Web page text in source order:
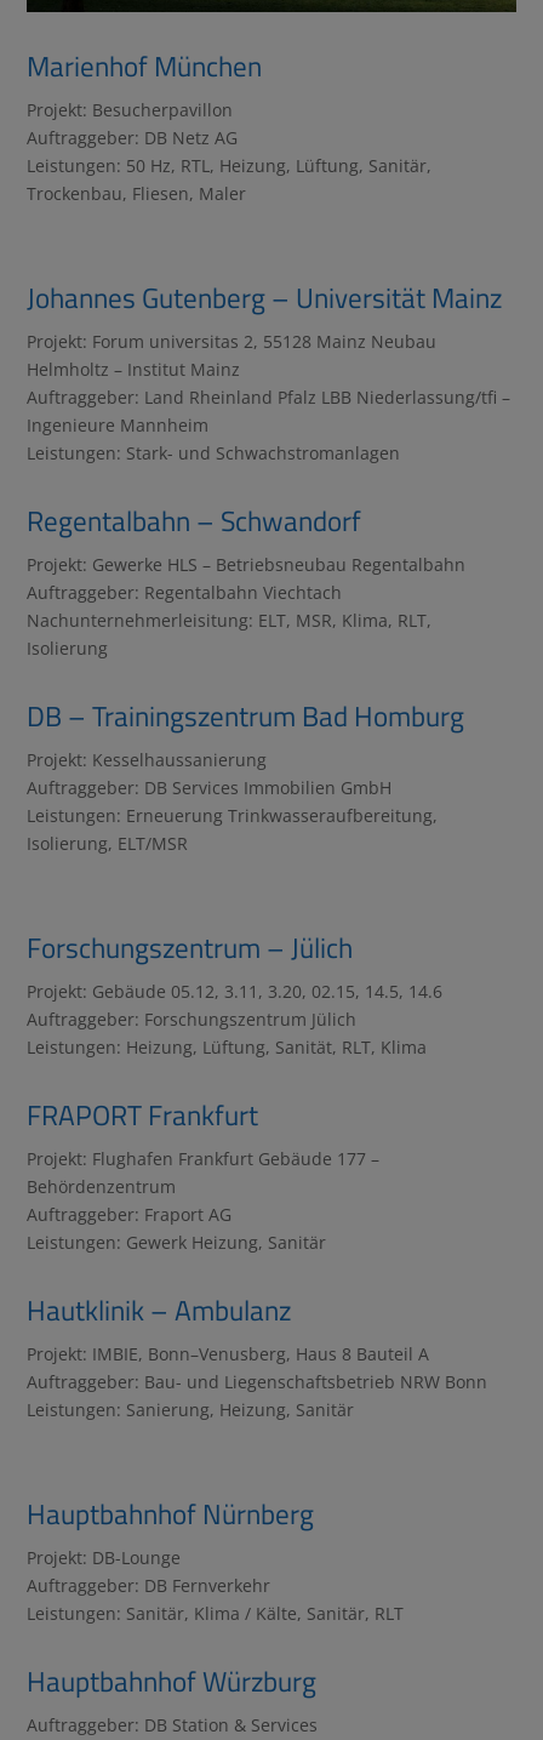
Marienhof München
Projekt: Besucherpavillon
Auftraggeber: DB Netz AG
Leistungen: 50 Hz, RTL, Heizung, Lüftung, Sanitär,
Trockenbau, Fliesen, Maler
Johannes Gutenberg – Universität Mainz
Projekt: Forum universitas 2, 55128 Mainz Neubau
Helmholtz – Institut Mainz
Auftraggeber: Land Rheinland Pfalz LBB Niederlassung/tfi –
Ingenieure Mannheim
Leistungen: Stark- und Schwachstromanlagen
Regentalbahn – Schwandorf
Projekt: Gewerke HLS – Betriebsneubau Regentalbahn
Auftraggeber: Regentalbahn Viechtach
Nachunternehmerleisitung: ELT, MSR, Klima, RLT,
Isolierung
DB – Trainingszentrum Bad Homburg
Projekt: Kesselhaussanierung
Auftraggeber: DB Services Immobilien GmbH
Leistungen: Erneuerung Trinkwasseraufbereitung,
Isolierung, ELT/MSR
Forschungszentrum – Jülich
Projekt: Gebäude 05.12, 3.11, 3.20, 02.15, 14.5, 14.6
Auftraggeber: Forschungszentrum Jülich
Leistungen: Heizung, Lüftung, Sanität, RLT, Klima
FRAPORT Frankfurt
Projekt: Flughafen Frankfurt Gebäude 177 –
Behördenzentrum
Auftraggeber: Fraport AG
Leistungen: Gewerk Heizung, Sanitär
Hautklinik – Ambulanz
Projekt: IMBIE, Bonn–Venusberg, Haus 8 Bauteil A
Auftraggeber: Bau- und Liegenschaftsbetrieb NRW Bonn
Leistungen: Sanierung, Heizung, Sanitär
Hauptbahnhof Nürnberg
Projekt: DB-Lounge
Auftraggeber: DB Fernverkehr
Leistungen: Sanitär, Klima / Kälte, Sanitär, RLT
Hauptbahnhof Würzburg
Auftraggeber: DB Station & Services